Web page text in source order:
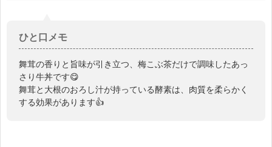
ひと口メモ
舞茸の香りと旨味が引き立つ、梅こぶ茶だけで調味したあっ
さり牛丼です😋
舞茸と大根のおろし汁が持っている酵素は、肉質を柔らかく
する効果があります👍